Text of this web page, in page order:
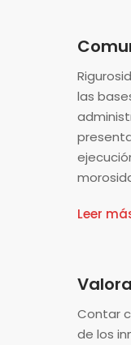
las
Leer
Contar
de los